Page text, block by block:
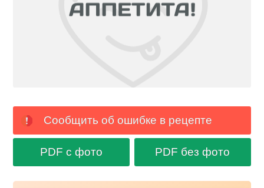
Сообщить об ошибке в рецепте
PDF с фото PDF без фото